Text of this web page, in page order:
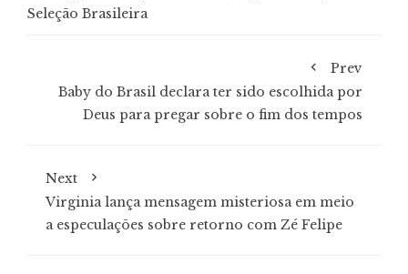
Seleção Brasileira
Prev
Baby do Brasil declara ter sido escolhida por
Deus para pregar sobre o fim dos tempos
Next
Virginia lança mensagem misteriosa em meio
a especulações sobre retorno com Zé Felipe